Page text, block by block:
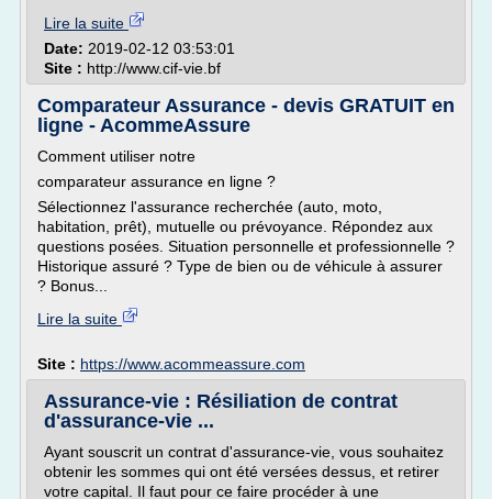
Lire la suite
Date: 2019-02-12 03:53:01
Site : http://www.cif-vie.bf
Comparateur Assurance - devis GRATUIT en
ligne - AcommeAssure
Comment utiliser notre
comparateur assurance en ligne ?
Sélectionnez l'assurance recherchée (auto, moto,
habitation, prêt), mutuelle ou prévoyance. Répondez aux
questions posées. Situation personnelle et professionnelle ?
Historique assuré ? Type de bien ou de véhicule à assurer
? Bonus...
Lire la suite
Site : https://www.acommeassure.com
Assurance-vie : Résiliation de contrat
d'assurance-vie ...
Ayant souscrit un contrat d'assurance-vie, vous souhaitez
obtenir les sommes qui ont été versées dessus, et retirer
votre capital. Il faut pour ce faire procéder à une